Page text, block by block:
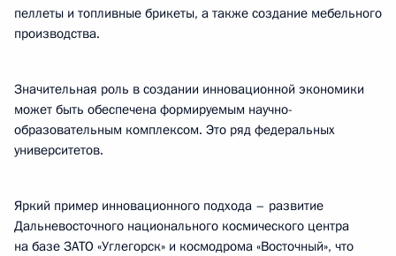
пеллеты и топливные брикеты, а также создание мебельного
производства.
Значительная роль в создании инновационной экономики
может быть обеспечена формируемым научно-
образовательным комплексом. Это ряд федеральных
университетов.
Яркий пример инновационного подхода – развитие
Дальневосточного национального космического центра
на базе ЗАТО «Углегорск» и космодрома «Восточный», что